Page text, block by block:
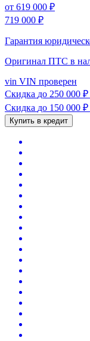
от 619 000 ₽
719 000 ₽
Гарантия
Оригинал ПТС в
vin VIN проверен
Скидка до 250 000 ₽
Скидка до 150 000 ₽
Купить в кредит